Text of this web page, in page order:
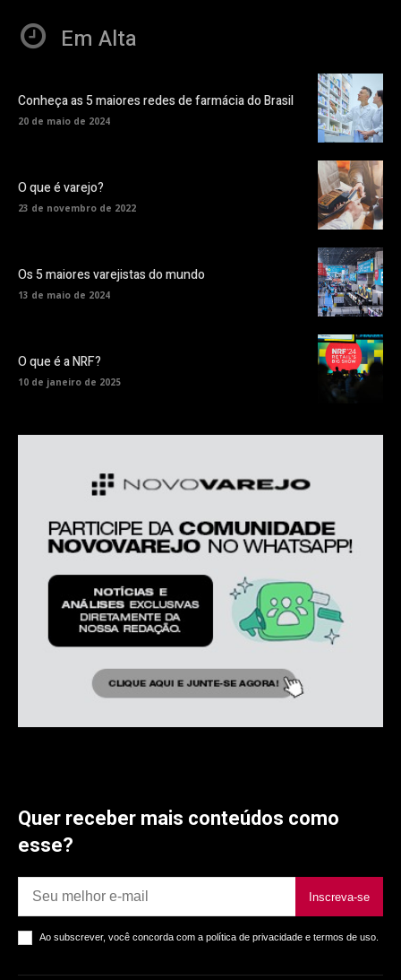
Em Alta
Conheça as 5 maiores redes de farmácia do Brasil
20 de maio de 2024
O que é varejo?
23 de novembro de 2022
Os 5 maiores varejistas do mundo
13 de maio de 2024
O que é a NRF?
10 de janeiro de 2025
Quer receber mais conteúdos como
esse?
Inscreva-se
Ao subscrever, você concorda com a política de privacidade e termos de uso.